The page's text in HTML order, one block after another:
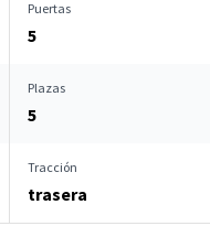
Puertas
5
Plazas
5
Tracción
trasera